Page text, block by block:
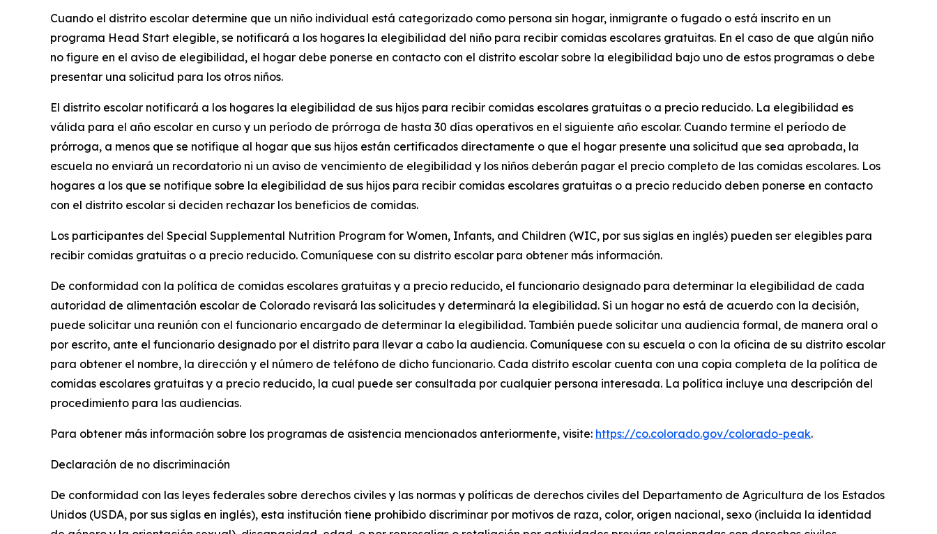
Cuando el distrito escolar determine que un niño individual está categorizado como persona sin hogar, inmigrante o fugado o está inscrito en un
programa Head Start elegible, se notificará a los hogares la elegibilidad del niño para recibir comidas escolares gratuitas. En el caso de que algún niño
no figure en el aviso de elegibilidad, el hogar debe ponerse en contacto con el distrito escolar sobre la elegibilidad bajo uno de estos programas o debe
presentar una solicitud para los otros niños.
El distrito escolar notificará a los hogares la elegibilidad de sus hijos para recibir comidas escolares gratuitas o a precio reducido. La elegibilidad es
válida para el año escolar en curso y un período de prórroga de hasta 30 días operativos en el siguiente año escolar. Cuando termine el período de
prórroga, a menos que se notifique al hogar que sus hijos están certificados directamente o que el hogar presente una solicitud que sea aprobada, la
escuela no enviará un recordatorio ni un aviso de vencimiento de elegibilidad y los niños deberán pagar el precio completo de las comidas escolares. Los
hogares a los que se notifique sobre la elegibilidad de sus hijos para recibir comidas escolares gratuitas o a precio reducido deben ponerse en contacto
con el distrito escolar si deciden rechazar los beneficios de comidas.
Los participantes del Special Supplemental Nutrition Program for Women, Infants, and Children (WIC, por sus siglas en inglés) pueden ser elegibles para
recibir comidas gratuitas o a precio reducido. Comuníquese con su distrito escolar para obtener más información.
De conformidad con la política de comidas escolares gratuitas y a precio reducido, el funcionario designado para determinar la elegibilidad de cada
autoridad de alimentación escolar de Colorado revisará las solicitudes y determinará la elegibilidad. Si un hogar no está de acuerdo con la decisión,
puede solicitar una reunión con el funcionario encargado de determinar la elegibilidad. También puede solicitar una audiencia formal, de manera oral o
por escrito, ante el funcionario designado por el distrito para llevar a cabo la audiencia. Comuníquese con su escuela o con la oficina de su distrito escolar
para obtener el nombre, la dirección y el número de teléfono de dicho funcionario. Cada distrito escolar cuenta con una copia completa de la política de
comidas escolares gratuitas y a precio reducido, la cual puede ser consultada por cualquier persona interesada. La política incluye una descripción del
procedimiento para las audiencias.
Para obtener más información sobre los programas de asistencia mencionados anteriormente, visite: https://co.colorado.gov/colorado-peak.
Declaración de no discriminación
De conformidad con las leyes federales sobre derechos civiles y las normas y políticas de derechos civiles del Departamento de Agricultura de los Estados
Unidos (USDA, por sus siglas en inglés), esta institución tiene prohibido discriminar por motivos de raza, color, origen nacional, sexo (incluida la identidad